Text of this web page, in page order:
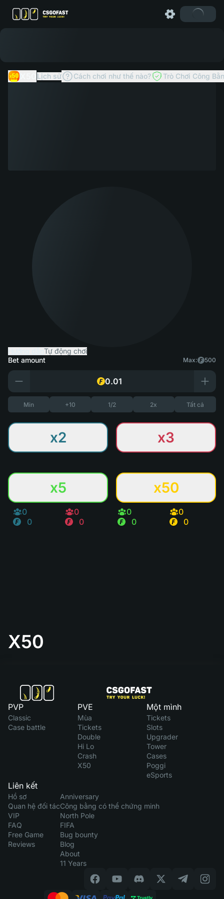
Lịch sử Cách chơi như thế nào? Trò Chơi Công
Tự động chơi
Bet amount
Max: 500
Min +10 1/2 2x Tất cả
x2 x3
x5 x50
0
0
0
0
0
0
0
0
X50
PVP
Classic
Case battle
PVE
Mùa
Tickets
Double
Hi Lo
Crash
X50
Một mình
Tickets
Slots
Upgrader
Tower
Cases
Poggi
eSports
Liên kết
Hồ sơ
Quan hệ đối tác
VIP
FAQ
Free Game
Reviews
Anniversary
Công bằng có thể chứng minh
North Pole
FIFA
Bug bounty
Blog
About
11 Years